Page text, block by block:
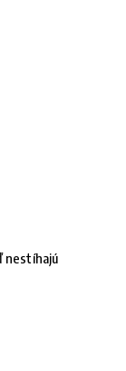
nestíhajú